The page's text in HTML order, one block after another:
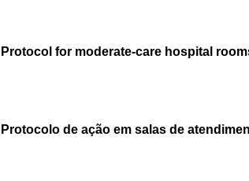
Protocol for moderate-care hospital
Protocolo de ação em salas de